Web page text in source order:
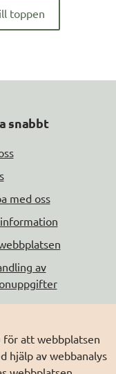
för att webbplatsen
hjälp av webbanalys
toppen
snabbt
med oss
av